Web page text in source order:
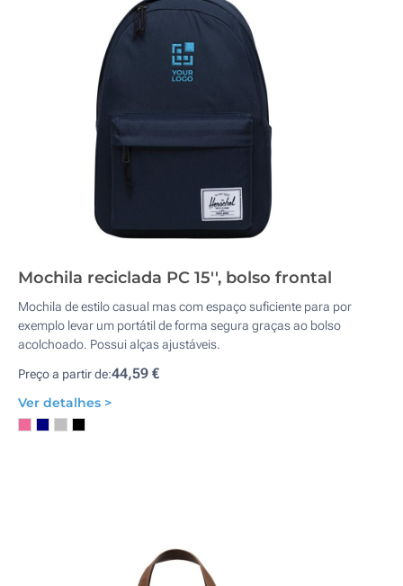
Mochila reciclada PC 15'', bolso frontal
Mochila de estilo casual mas com espaço suficiente para por
exemplo levar um portátil de forma segura graças ao bolso
acolchoado. Possui alças ajustáveis.
Preço a partir de:44,59 €
Ver detalhes >